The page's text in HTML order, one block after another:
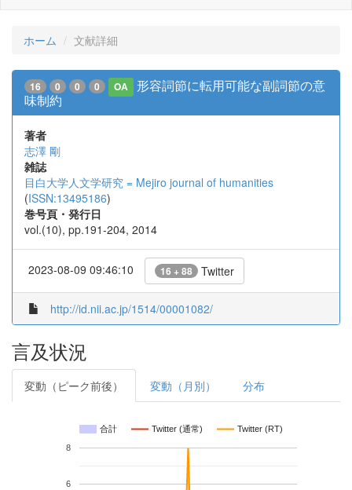
ホーム 文献詳細
16 0 0 0 OA
形容詞節に転用可能な副詞節の意
味制約
著者
志澤 剛
雑誌
目白大学人文学研究 = Mejiro journal of humanities
(ISSN:13495186)
巻号頁・発行日
vol.(10), pp.191-204, 2014
2023-08-09 09:46:10 16 + 88 Twitter
http://id.nii.ac.jp/1514/00001082/
言及状況
変動（ピーク前後） 変動（月別） 分布
合計 Twitter (通常) Twitter (RT)
6
8